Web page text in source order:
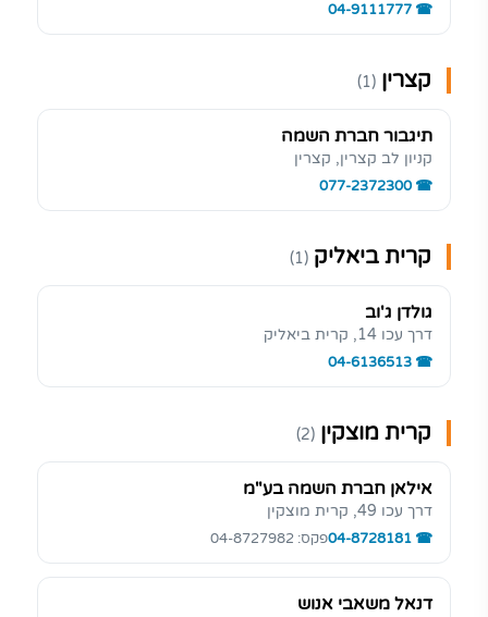
04-9111777
קצרין (1)
תיגבור חברת השמה
קניון לב קצרין, קצרין
077-2372300
קרית ביאליק (1)
גולדן ג'וב
דרך עכו 14, קרית ביאליק
04-6136513
קרית מוצקין (2)
אילאן חברת השמה בע"מ
דרך עכו 49, קרית מוצקין
04-8728181פקס: 04-8727982
דנאל משאבי אנוש